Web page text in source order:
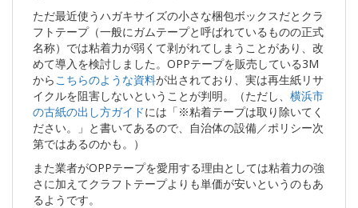
ただ最近使うハガキサイズの小さな梱包ボックスだとクラ
フトテープ（一般にガムテープと呼ばれているものの正式
名称）では粘着力が弱くて剥がれてしまうことがあり、改
めて導入を検討しました。OPPテープを販売している3M
からこちらのような資料が出されており、実は再生紙リサ
イクルを阻害しないということが判明。（ただし、 横浜市
の古紙の出し方ガイドには「※粘着テープは取り除いてく
ださい。」と書いてあるので、自治体の設備／ポリシー次
第ではあるのかも。）
また業者がOPPテープを愛用する理由としては粘着力の強
さに加えてクラフトテープよりも単価が安いというのもあ
るようです。